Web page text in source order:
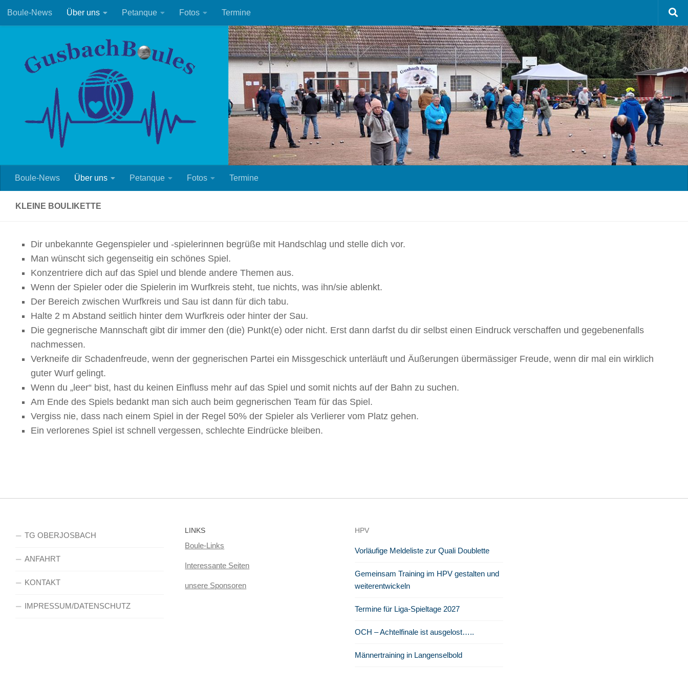
Zum Inhalt springen
Boule-News Über uns Petanque Fotos Termine
Boule-News Über uns Petanque Fotos Termine
KLEINE BOULIKETTE
Dir unbekannte Gegenspieler und -spielerinnen begrüße mit Handschlag und stelle dich vor.
Man wünscht sich gegenseitig ein schönes Spiel.
Konzentriere dich auf das Spiel und blende andere Themen aus.
Wenn der Spieler oder die Spielerin im Wurfkreis steht, tue nichts, was ihn/sie ablenkt.
Der Bereich zwischen Wurfkreis und Sau ist dann für dich tabu.
Halte 2 m Abstand seitlich hinter dem Wurfkreis oder hinter der Sau.
Die gegnerische Mannschaft gibt dir immer den (die) Punkt(e) oder nicht. Erst dann darfst du dir selbst einen Eindruck verschaffen und gegebenenfalls
nachmessen.
Verkneife dir Schadenfreude, wenn der gegnerischen Partei ein Missgeschick unterläuft und Äußerungen übermässiger Freude, wenn dir mal ein wirklich
guter Wurf gelingt.
Wenn du „leer“ bist, hast du keinen Einfluss mehr auf das Spiel und somit nichts auf der Bahn zu suchen.
Am Ende des Spiels bedankt man sich auch beim gegnerischen Team für das Spiel.
Vergiss nie, dass nach einem Spiel in der Regel 50% der Spieler als Verlierer vom Platz gehen.
Ein verlorenes Spiel ist schnell vergessen, schlechte Eindrücke bleiben.
TG OBERJOSBACH
ANFAHRT
KONTAKT
IMPRESSUM/DATENSCHUTZ
LINKS
Boule-Links
Interessante Seiten
unsere Sponsoren
HPV
Vorläufige Meldeliste zur Quali Doublette
Gemeinsam Training im HPV gestalten und
weiterentwickeln
Termine für Liga-Spieltage 2027
OCH – Achtelfinale ist ausgelost…..
Männertraining in Langenselbold